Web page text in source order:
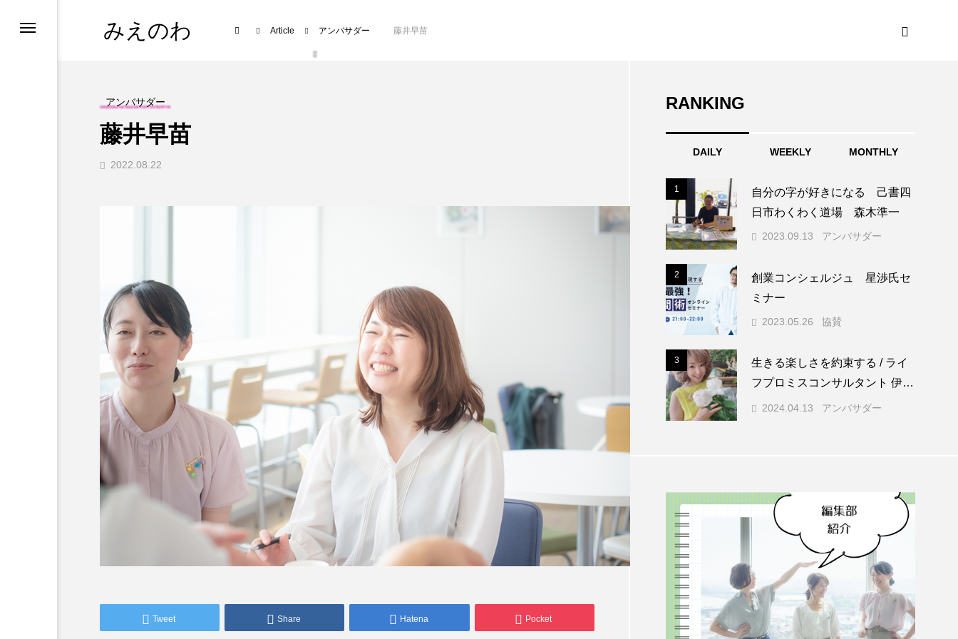
みえのわ Article アンバサダー 藤井早苗
アンバサダー
藤井早苗
2022.08.22
Tweet Share Hatena Pocket
RANKING
DAILY WEEKLY MONTHLY
1
自分の字が好きになる 己書四
日市わくわく道場 森木準一
2023.09.13 アンバサダー
2
創業コンシェルジュ 星渉氏セ
ミナー
2023.05.26 協賛
3
生きる楽しさを約束する / ライ
フプロミスコンサルタント 伊志
田智子
2024.04.13 アンバサダー